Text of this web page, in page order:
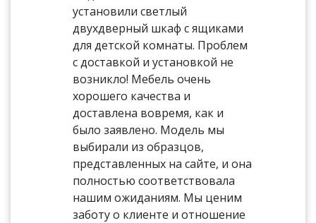
установили светлый
двухдверный шкаф с ящиками
для детской комнаты. Проблем
с доставкой и установкой не
возникло! Мебель очень
хорошего качества и
доставлена вовремя, как и
было заявлено. Модель мы
выбирали из образцов,
представленных на сайте, и она
полностью соответствовала
нашим ожиданиям. Мы ценим
заботу о клиенте и отношение